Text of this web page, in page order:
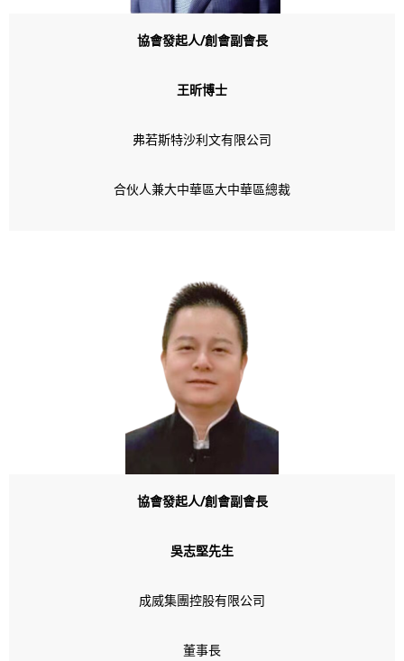
協會發起人/創會副會長
王昕博士
弗若斯特沙利文有限公司
合伙人兼大中華區大中華區總裁
協會發起人/創會副會長
吳志堅先生
成威集團控股有限公司
董事長